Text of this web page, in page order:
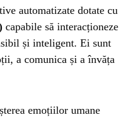
automatizate dotate cu
capabile să interacționeze
și inteligent. Ei sunt
a comunica și a învăța
emoțiilor umane
a Încetinit Rotația
Realitate?